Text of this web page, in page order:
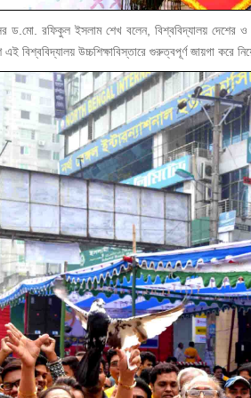
রফিকুল ইসলাম শেখ বলেন, বিশ্ববিদ্যালয় দেশের ও
এই বিশ্ববিদ্যালয় উচ্চশিক্ষাবিস্তারে গুরুত্বপূর্ণ জায়গা করে